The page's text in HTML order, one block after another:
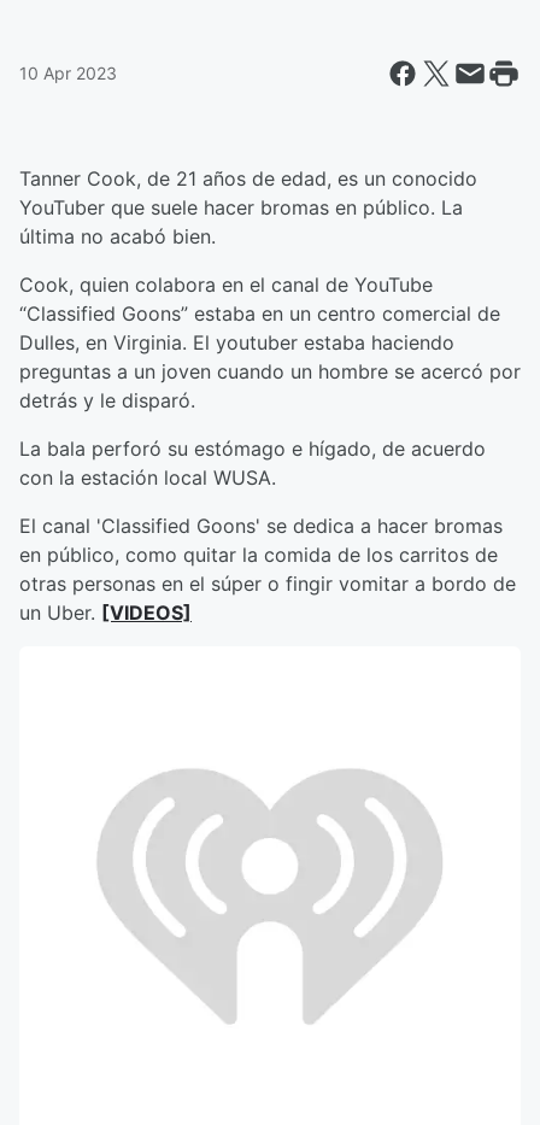
10 Apr 2023
Tanner Cook, de 21 años de edad, es un conocido
YouTuber que suele hacer bromas en público. La
última no acabó bien.
Cook, quien colabora en el canal de YouTube
“Classified Goons” estaba en un centro comercial de
Dulles, en Virginia. El youtuber estaba haciendo
preguntas a un joven cuando un hombre se acercó por
detrás y le disparó.
La bala perforó su estómago e hígado, de acuerdo
con la estación local WUSA.
El canal 'Classified Goons' se dedica a hacer bromas
en público, como quitar la comida de los carritos de
otras personas en el súper o fingir vomitar a bordo de
un Uber. [VIDEOS]